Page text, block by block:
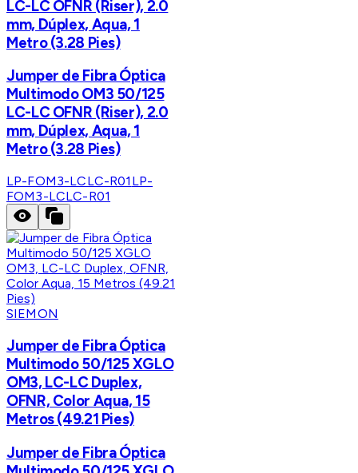
LC-LC OFNR (Riser), 2.0
mm, Dúplex, Aqua, 1
Metro (3.28 Pies)
Jumper de Fibra Óptica
Multimodo OM3 50/125
LC-LC OFNR (Riser), 2.0
mm, Dúplex, Aqua, 1
Metro (3.28 Pies)
LP-FOM3-LCLC-R01 LP-
FOM3-LCLC-R01
SIEMON
Jumper de Fibra Óptica
Multimodo 50/125 XGLO
OM3, LC-LC Duplex,
OFNR, Color Aqua, 15
Metros (49.21 Pies)
Jumper de Fibra Óptica